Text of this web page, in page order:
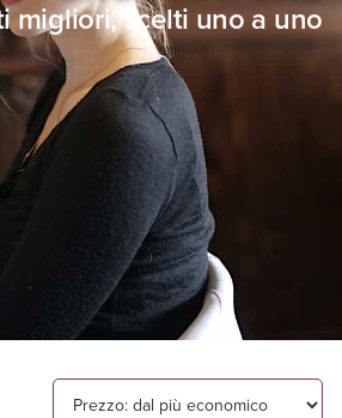
migliori, scelti uno a uno